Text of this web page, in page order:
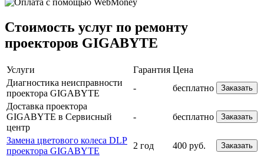
Стоимость услуг по ремонту
проекторов GIGABYTE
Услуги Гарантия Цена
Диагностика неисправности
проектора GIGABYTE
- бесплатно Заказать
Доставка проектора
GIGABYTE в Сервисный
центр
- бесплатно Заказать
Замена цветового колеса DLP
проектора GIGABYTE
2 год 400 руб. Заказать